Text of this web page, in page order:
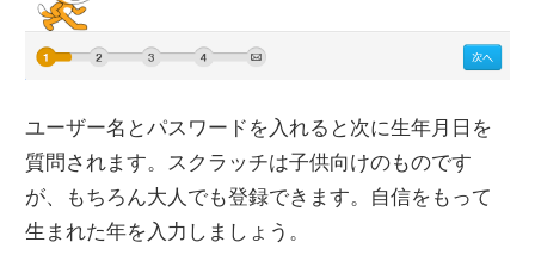
ユーザー名とパスワードを入れると次に生年月日を
質問されます。スクラッチは子供向けのものです
が、もちろん大人でも登録できます。自信をもって
生まれた年を入力しましょう。